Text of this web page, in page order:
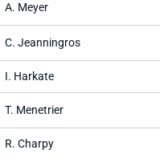
A. Meyer
C. Jeanningros
I. Harkate
T. Menetrier
R. Charpy